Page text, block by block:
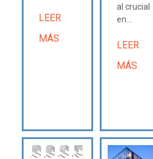
LEER
MÁS
al crucial
en...
LEER
MÁS